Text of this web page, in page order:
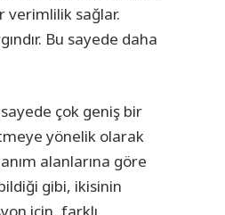
verimlilik sağlar.
Bu sayede daha
çok geniş bir
yönelik olarak
alanlarına göre
gibi, ikisinin